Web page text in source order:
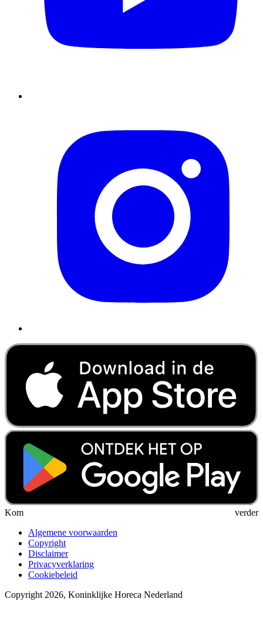
Kom verder
Algemene voorwaarden
Copyright
Disclaimer
Privacyverklaring
Cookiebeleid
Copyright 2026, Koninklijke Horeca Nederland